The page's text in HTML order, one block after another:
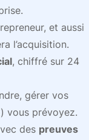
et aussi
l’acquisition.
, chiffré sur 24
gérer vos
vous prévoyez.
des preuves